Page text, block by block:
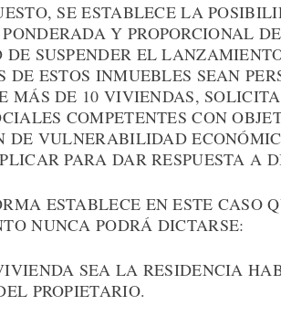
SE ESTABLECE LA
Y PROPORCIONAL
SUSPENDER EL
DE ESTOS INMUEBLES SEAN
MÁS DE 10 VIVIENDAS,
COMPETENTES CON
DE VULNERABILIDAD
PARA DAR RESPUESTA A
ESTABLECE EN ESTE CASO
NUNCA PODRÁ DICTARSE:
SEA LA RESIDENCIA
PROPIETARIO.